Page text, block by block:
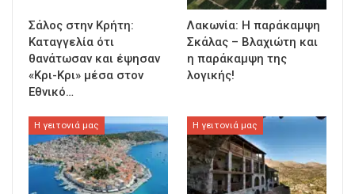
Σάλος στην Κρήτη:
Καταγγελία ότι
θανάτωσαν και έψησαν
«Κρι-Κρι» μέσα στον
Εθνικό…
Λακωνία: Η παράκαμψη
Σκάλας – Βλαχιώτη και
η παράκαμψη της
λογικής!
Η γειτονιά μας Η γειτονιά μας